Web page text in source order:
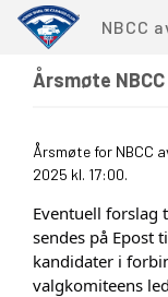
NBCC
Årsmøte
Årsmøte for NBCC
2025 kl. 17:00.
Eventuell forslag
sendes på Epost
kandidater i
valgkomiteens